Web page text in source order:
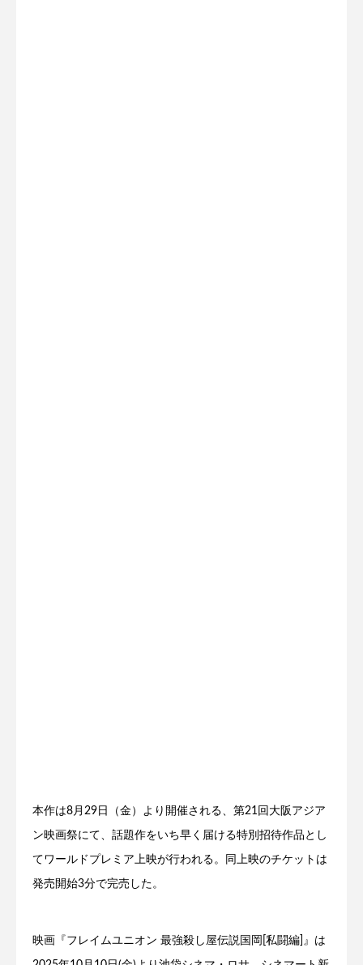
本作は8月29日（金）より開催される、第21回大阪アジア
ン映画祭にて、話題作をいち早く届ける特別招待作品とし
てワールドプレミア上映が行われる。同上映のチケットは
発売開始3分で完売した。
映画『フレイムユニオン 最強殺し屋伝説国岡[私闘編]』は